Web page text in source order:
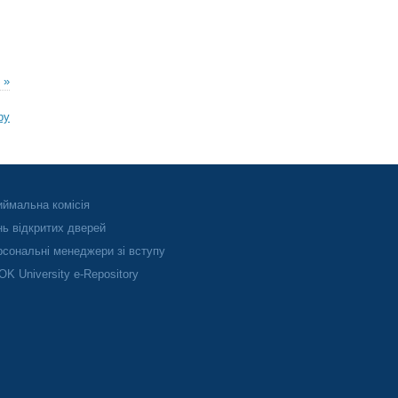
»
комісія
відкритих дверей
менеджери зі вступу
University e-Repository